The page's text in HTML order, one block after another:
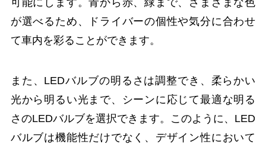
が選べるため、ドライバーの個性や気分に合わせ
て車内を彩ることができます。
また、LEDバルブの明るさは調整でき、柔らかい
光から明るい光まで、シーンに応じて最適な明る
さのLEDバルブを選択できます。このように、LED
バルブは機能性だけでなく、デザイン性において